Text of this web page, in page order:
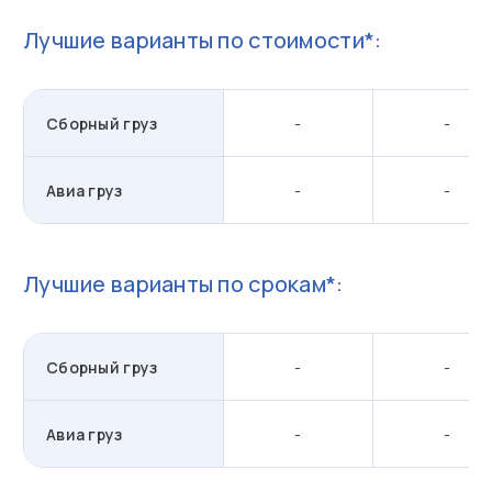
Лучшие варианты по стоимости*:
Сборный груз - -
Авиа груз - -
Лучшие варианты по срокам*:
Сборный груз - -
Авиа груз - -